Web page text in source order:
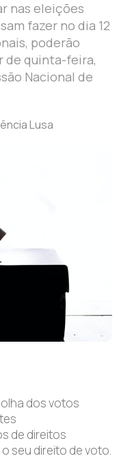
nas eleições
fazer no dia 12
poderão
de quinta-feira,
Nacional de
Lusa
dos votos
de direitos
seu direito de voto.